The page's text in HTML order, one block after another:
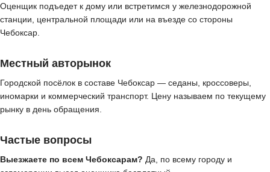
Оценщик подъедет к дому или встретимся у железнодорожной
станции, центральной площади или на въезде со стороны
Чебоксар.
Местный авторынок
Городской посёлок в составе Чебоксар — седаны, кроссоверы,
иномарки и коммерческий транспорт. Цену называем по текущему
рынку в день обращения.
Частые вопросы
Выезжаете по всем Чебоксарам? Да, по всему городу и